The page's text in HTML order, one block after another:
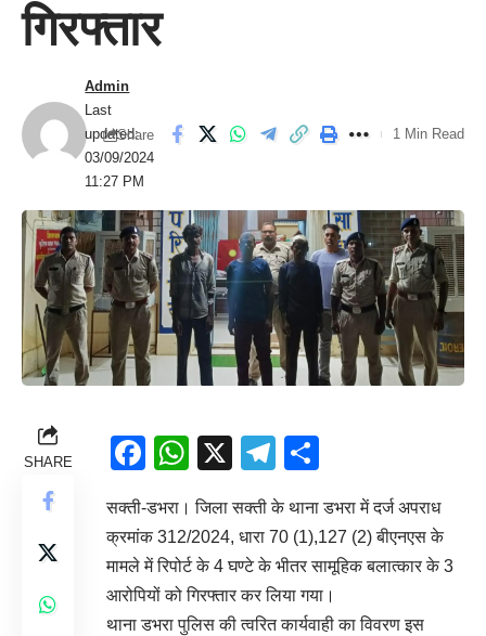
गिरफ्तार
Last
updated:
03/09/2024
11:27 PM
Admin
Share 1 Min Read
SHARE Facebook
WhatsApp
X Telegram
सक्ती-डभरा। जिला सक्ती के थाना डभरा में दर्ज अपराध
क्रमांक 312/2024, धारा 70 (1),127 (2) बीएनएस के
मामले में रिपोर्ट के 4 घण्टे के भीतर सामूहिक बलात्कार के 3
आरोपियों को गिरफ्तार कर लिया गया।
थाना डभरा पुलिस की त्वरित कार्यवाही का विवरण इस